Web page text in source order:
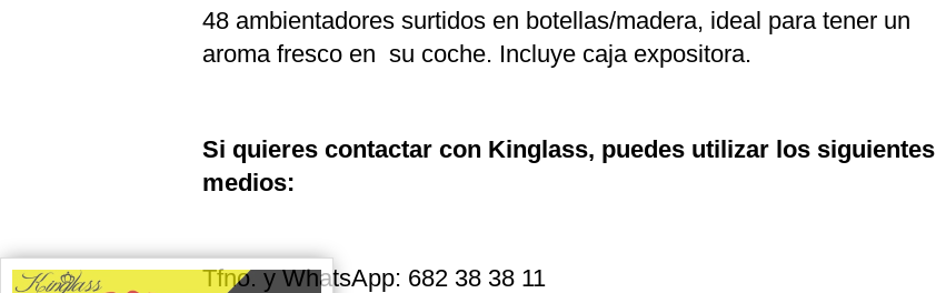
48 ambientadores surtidos en botellas/madera, ideal para tener un
aroma fresco en su coche. Incluye caja expositora.
Si quieres contactar con Kinglass, puedes utilizar los siguientes
medios:
Tfno. y WhatsApp: 682 38 38 11